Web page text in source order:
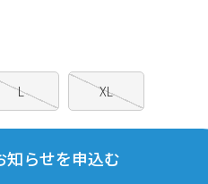
L XL
知らせを申込む